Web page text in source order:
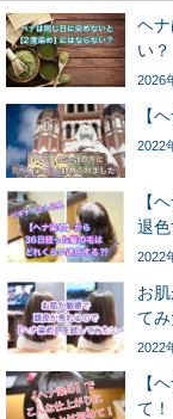
ヘ
い？
2026
【
2022
【
退色
2022
お
て
2022
【
て！